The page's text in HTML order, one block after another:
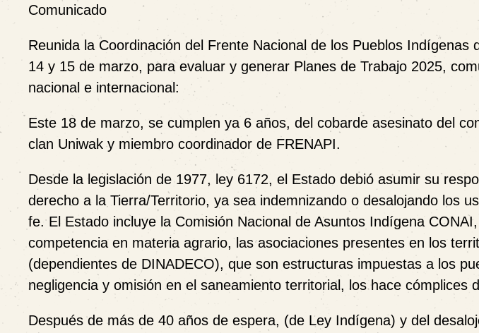
Comunicado
Reunida la Coordinación del Frente Nacional de los Pueblos Indígenas
14 y 15 de marzo, para evaluar y generar Planes de Trabajo 2025,
nacional e internacional:
Este 18 de marzo, se cumplen ya 6 años, del cobarde asesinato del
clan Uniwak y miembro coordinador de FRENAPI.
Desde la legislación de 1977, ley 6172, el Estado debió asumir su
derecho a la Tierra/Territorio, ya sea indemnizando o desalojando los
fe. El Estado incluye la Comisión Nacional de Asuntos Indígena
competencia en materia agrario, las asociaciones presentes en los
(dependientes de DINADECO), que son estructuras impuestas a los
negligencia y omisión en el saneamiento territorial, los hace cómplices
Después de más de 40 años de espera, (de Ley Indígena) y del